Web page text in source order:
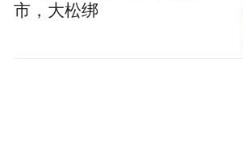
市，大松绑